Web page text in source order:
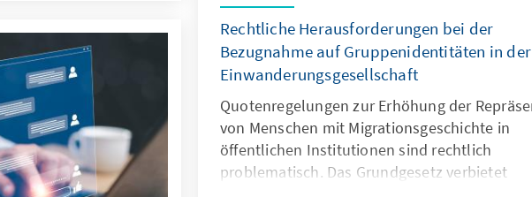
Rechtliche Herausforderungen bei der
Bezugnahme auf Gruppenidentitäten in der
Einwanderungsgesellschaft
Quotenregelungen zur Erhöhung der
von Menschen mit Migrationsgeschichte in
öffentlichen Institutionen sind rechtlich
problematisch. Das Grundgesetz verbietet